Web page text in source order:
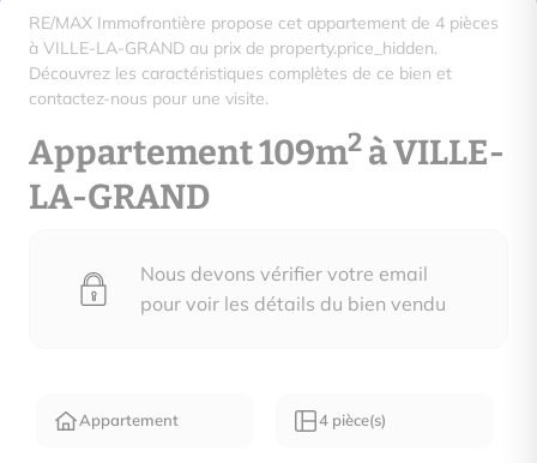
RE/MAX Immofrontière propose cet appartement de 4 pièces
à VILLE-LA-GRAND au prix de property.price_hidden.
Découvrez les caractéristiques complètes de ce bien et
contactez-nous pour une visite.
Appartement 109m2 à VILLE-
LA-GRAND
Nous devons vérifier votre email
pour voir les détails du bien vendu
Appartement 4 pièce(s)